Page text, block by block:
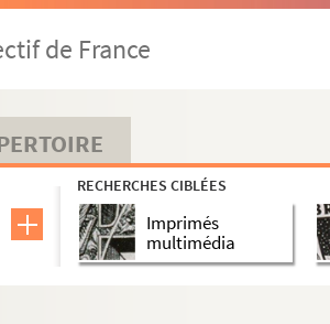
de France
RECHERCHES CIBLÉES
Imprimés
multimédia